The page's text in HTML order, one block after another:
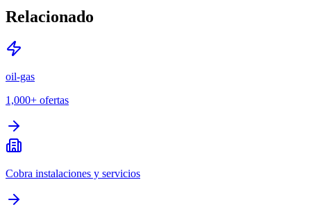
Relacionado
oil-gas
1,000+ ofertas
Cobra instalaciones y servicios